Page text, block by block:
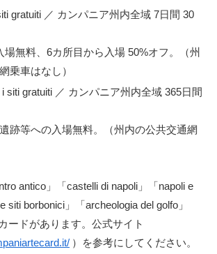
gratuiti ／ カンパニア州内全域 7日間 30
場無料、6カ所目から入場 50%オフ。（州
乗車はなし）
i siti gratuiti ／ カンパニア州内全域 365日間
跡等への入場無料。（州内の公共交通網
antico」「castelli di napoli」「napoli e
siti borbonici」「archeologia del golfo」
ードがあります。公式サイト
）を参考にしてください。